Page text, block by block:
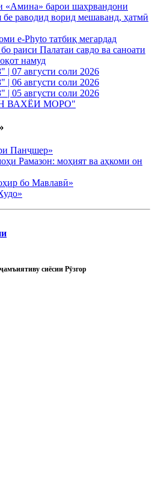
«Амина» барои шаҳрвандони
бе раводид ворид мешаванд, ҳатмӣ
e-Phyto татбиқ мегардад
раиси Палатаи савдо ва саноати
намуд
августи соли 2026
августи соли 2026
августи соли 2026
ВАХЁИ МОРО"
Панҷшер»
Рамазон: моҳият ва аҳкоми он
бо Мавлавӣ»
сиёсии Рӯзгор